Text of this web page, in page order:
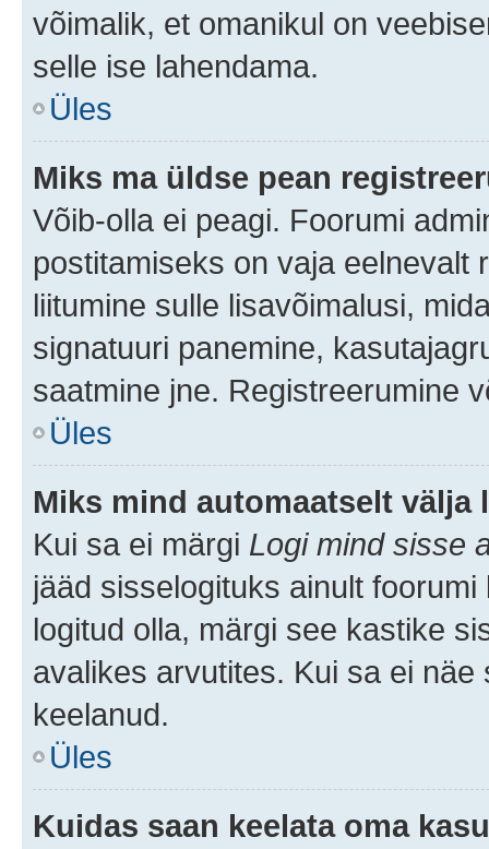
võimalik, et omanikul on
selle ise lahendama.
Üles
Miks ma üldse pean
Võib-olla ei peagi. Foorumi
postitamiseks on vaja eelnevalt
liitumine sulle lisavõimalusi,
signatuuri panemine,
saatmine jne. Registreerumine
Üles
Miks mind automaatselt välja
Kui sa ei märgi Logi mind sisse
jääd sisselogituks ainult
logitud olla, märgi see kastike
avalikes arvutites. Kui sa ei
keelanud.
Üles
Kuidas saan keelata oma